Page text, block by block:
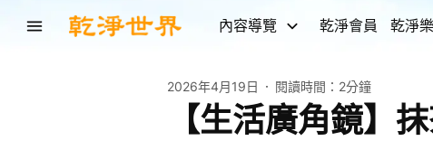
內容導覽 乾淨會員 乾淨
2026年4月19日 閱讀時間： 2分鐘
【生活廣角鏡】